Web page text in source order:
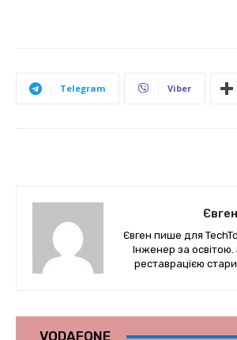
Telegram Viber
Євген
Євген пише для
Інженер за
реставрацією
VODAFONE